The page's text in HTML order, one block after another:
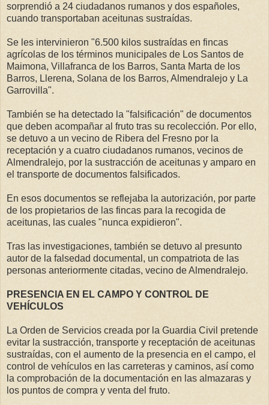
sorprendió a 24 ciudadanos rumanos y dos españoles,
cuando transportaban aceitunas sustraídas.
Se les intervinieron "6.500 kilos sustraídas en fincas
agrícolas de los términos municipales de Los Santos de
Maimona, Villafranca de los Barros, Santa Marta de los
Barros, Llerena, Solana de los Barros, Almendralejo y La
Garrovilla".
También se ha detectado la "falsificación" de documentos
que deben acompañar al fruto tras su recolección. Por ello,
se detuvo a un vecino de Ribera del Fresno por la
receptación y a cuatro ciudadanos rumanos, vecinos de
Almendralejo, por la sustracción de aceitunas y amparo en
el transporte de documentos falsificados.
En esos documentos se reflejaba la autorización, por parte
de los propietarios de las fincas para la recogida de
aceitunas, las cuales "nunca expidieron".
Tras las investigaciones, también se detuvo al presunto
autor de la falsedad documental, un compatriota de las
personas anteriormente citadas, vecino de Almendralejo.
PRESENCIA EN EL CAMPO Y CONTROL DE
VEHÍCULOS
La Orden de Servicios creada por la Guardia Civil pretende
evitar la sustracción, transporte y receptación de aceitunas
sustraídas, con el aumento de la presencia en el campo, el
control de vehículos en las carreteras y caminos, así como
la comprobación de la documentación en las almazaras y
los puntos de compra y venta del fruto.